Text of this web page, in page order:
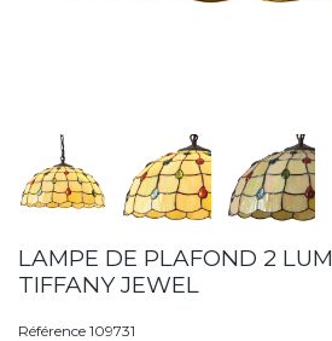
LAMPE DE PLAFOND 2
TIFFANY JEWEL
Référence 109731